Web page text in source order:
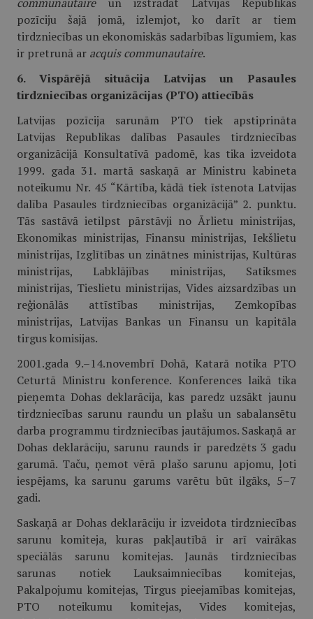
pozīciju šajā jomā, izlemjot, ko darīt ar tiem
tirdzniecības un ekonomiskās sadarbības līgumiem, kas
ir pretrunā ar acquis communautaire.
6. Vispārējā situācija Latvijas un Pasaules
tirdzniecības organizācijas (PTO) attiecībās
Latvijas pozīcija sarunām PTO tiek apstiprināta
Latvijas Republikas dalības Pasaules tirdzniecības
organizācijā Konsultatīvā padomē, kas tika izveidota
1999. gada 31. martā saskaņā ar Ministru kabineta
noteikumu Nr. 45 “Kārtība, kādā tiek īstenota Latvijas
dalība Pasaules tirdzniecības organizācijā” 2. punktu.
Tās sastāvā ietilpst pārstāvji no Ārlietu ministrijas,
Ekonomikas ministrijas, Finansu ministrijas, Iekšlietu
ministrijas, Izglītības un zinātnes ministrijas, Kultūras
ministrijas, Labklājības ministrijas, Satiksmes
ministrijas, Tieslietu ministrijas, Vides aizsardzības un
reģionālās attīstības ministrijas, Zemkopības
ministrijas, Latvijas Bankas un Finansu un kapitāla
tirgus komisijas.
2001.gada 9.–14.novembrī Dohā, Katarā notika PTO
Ceturtā Ministru konference. Konferences laikā tika
pieņemta Dohas deklarācija, kas paredz uzsākt jaunu
tirdzniecības sarunu raundu un plašu un sabalansētu
darba programmu tirdzniecības jautājumos. Saskaņā ar
Dohas deklarāciju, sarunu raunds ir paredzēts 3 gadu
garumā. Taču, ņemot vērā plašo sarunu apjomu, ļoti
iespējams, ka sarunu garums varētu būt ilgāks, 5–7
gadi.
Saskaņā ar Dohas deklarāciju ir izveidota tirdzniecības
sarunu komiteja, kuras pakļautībā ir arī vairākas
speciālās sarunu komitejas. Jaunās tirdzniecības
sarunas notiek Lauksaimniecības komitejas,
Pakalpojumu komitejas, Tirgus pieejamības komitejas,
PTO noteikumu komitejas, Vides komitejas,